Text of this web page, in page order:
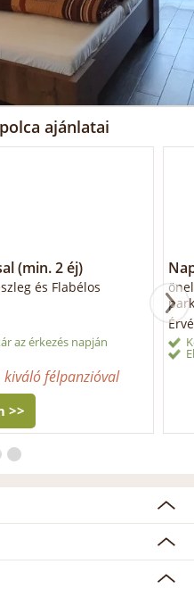
ajánlatai
(min. 2 éj)
és Flabélos
az érkezés napján
kiváló félpanzióval
>>